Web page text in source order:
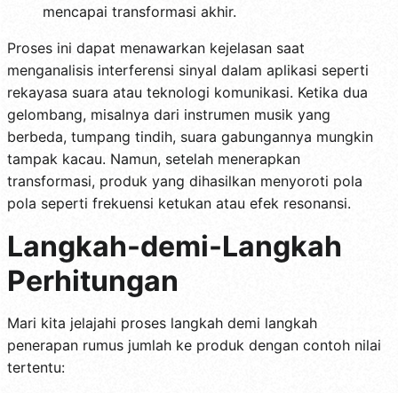
mencapai transformasi akhir.
Proses ini dapat menawarkan kejelasan saat
menganalisis interferensi sinyal dalam aplikasi seperti
rekayasa suara atau teknologi komunikasi. Ketika dua
gelombang, misalnya dari instrumen musik yang
berbeda, tumpang tindih, suara gabungannya mungkin
tampak kacau. Namun, setelah menerapkan
transformasi, produk yang dihasilkan menyoroti pola
pola seperti frekuensi ketukan atau efek resonansi.
Langkah-demi-Langkah
Perhitungan
Mari kita jelajahi proses langkah demi langkah
penerapan rumus jumlah ke produk dengan contoh nilai
tertentu: